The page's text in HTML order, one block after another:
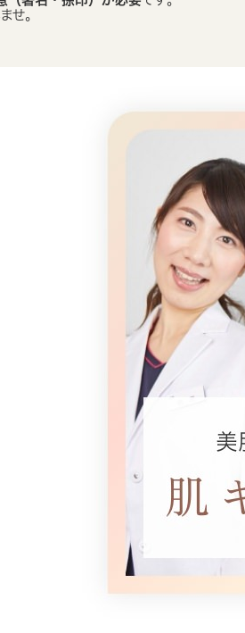
せ。